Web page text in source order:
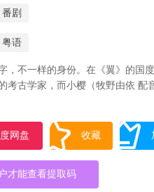
番剧
粤语
，不一样的身份。在《翼》的国
考古学家，而小樱（牧野由依 配
醒。为了找回小樱的记忆，小狼
配音）、法伊（浪川大辅 配音）
了冒险的征程。而这背后则酝
的同名漫画。剧中大量出现
网盘 收藏
才能查看提取码